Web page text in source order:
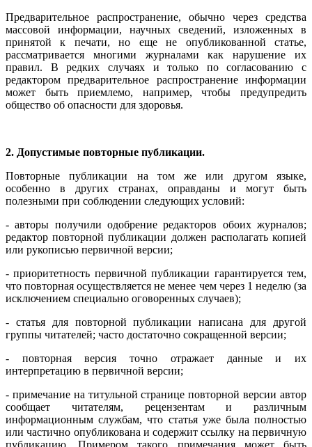
Предварительное распространение, обычно через средства
массовой информации, научных сведений, изложенных в
принятой к печати, но еще не опубликованной статье,
рассматривается многими журналами как нарушение их
правил. В редких случаях и только по согласованию с
редактором предварительное распространение информации
может быть приемлемо, например, чтобы предупредить
общество об опасности для здоровья.
2. Допустимые повторные публикации.
Повторные публикации на том же или другом языке,
особенно в других странах, оправданы и могут быть
полезными при соблюдении следующих условий:
- авторы получили одобрение редакторов обоих журналов;
редактор повторной публикации должен располагать копией
или рукописью первичной версии;
- приоритетность первичной публикации гарантируется тем,
что повторная осуществляется не менее чем через 1 неделю (за
исключением специально оговоренных случаев);
- статья для повторной публикации написана для другой
группы читателей; часто достаточно сокращенной версии;
- повторная версия точно отражает данные и их
интерпретацию в первичной версии;
- примечание на титульной странице повторной версии автор
сообщает читателям, рецензентам и различным
информационным службам, что статья уже была полностью
или частично опубликована и содержит ссылку на первичную
публикацию. Примером такого примечания может быть